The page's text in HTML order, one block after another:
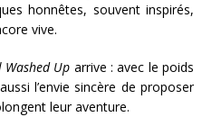
honnêtes, souvent inspirés,
vive.
Washed Up arrive : avec le poids
l’envie sincère de proposer
leur aventure.